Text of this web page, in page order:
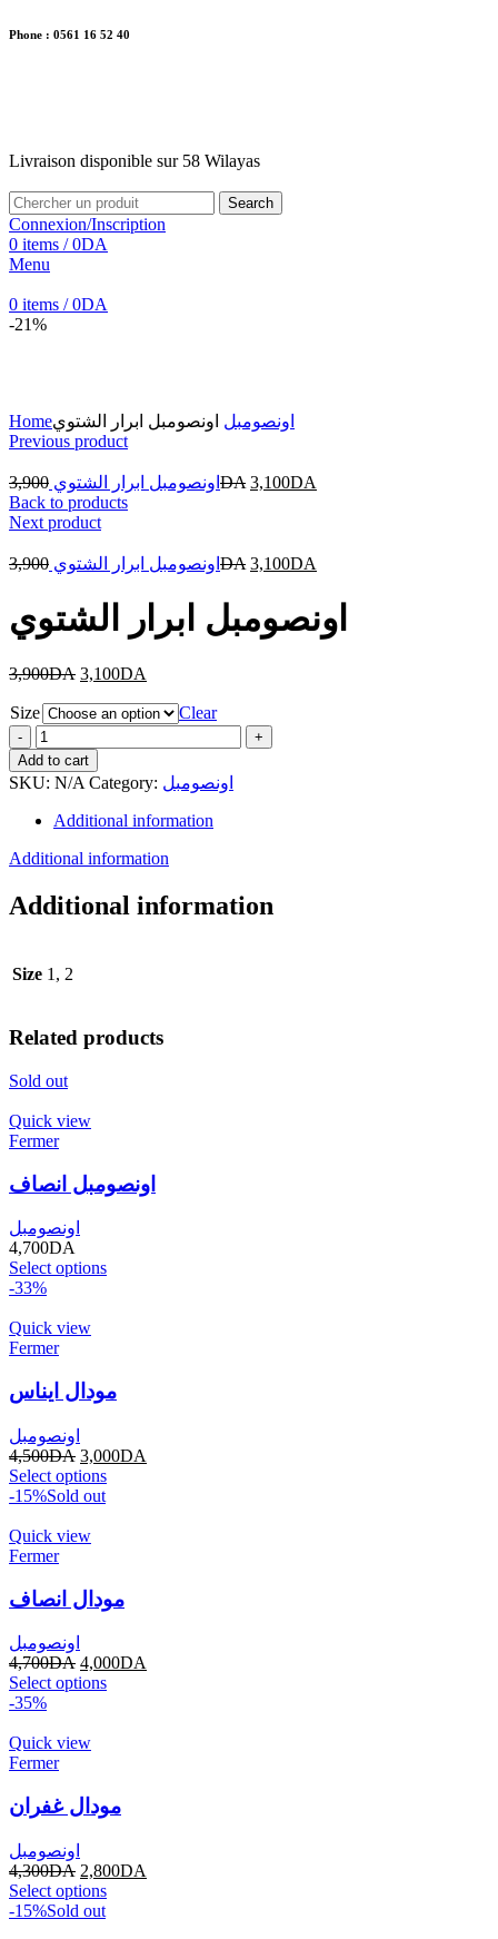
Phone : 0561 16 52 40
Livraison disponible sur 58 Wilayas
Search
Connexion/Inscription
0 items / 0DA
Menu
0 items / 0DA
-21%
Home
اونصومبل اونصومبل ابرار الشتوي
Previous product
اونصومبل ابرار الشتوي 3,900 DA 3,100DA
Back to products
Next product
اونصومبل ابرار الشتوي 3,900 DA 3,100DA
اونصومبل ابرار الشتوي
3,900DA 3,100DA
Size
Clear
اونصومبل
ابرار
الشتوي
Add to cart
SKU: N/A Category: اونصومبل
Additional information
Additional information
Additional information
Size 1, 2
Related products
Sold out
Quick view
Fermer
اونصومبل انصاف
اونصومبل
4,700DA
Select options
-33%
Quick view
Fermer
مودال ايناس
اونصومبل
4,500DA 3,000DA
Select options
-15%Sold out
Quick view
Fermer
مودال انصاف
اونصومبل
4,700DA 4,000DA
Select options
-35%
Quick view
Fermer
مودال غفران
اونصومبل
4,300DA 2,800DA
Select options
-15%Sold out